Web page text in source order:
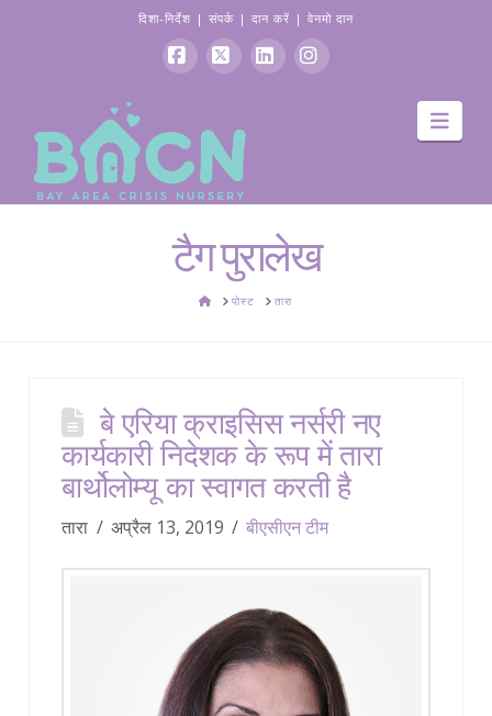
दिशा-निर्देश | संपर्क| दान करें | वेनमो दान
टैग पुरालेख
घर पोस्ट तारा
बे एरिया क्राइसिस नर्सरी नए
कार्यकारी निदेशक के रूप में तारा
बार्थोलोम्यू का स्वागत करती है
तारा अप्रैल 13, 2019 बीएसीएन टीम